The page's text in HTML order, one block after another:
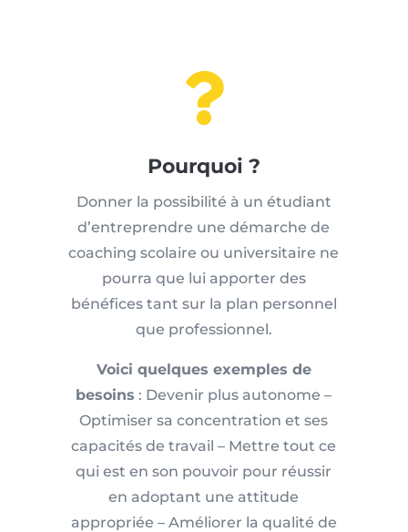

Pourquoi ?
Donner la possibilité à un étudiant
d’entreprendre une démarche de
coaching scolaire ou universitaire ne
pourra que lui apporter des
bénéfices tant sur la plan personnel
que professionnel.
Voici quelques exemples de
besoins : Devenir plus autonome –
Optimiser sa concentration et ses
capacités de travail – Mettre tout ce
qui est en son pouvoir pour réussir
en adoptant une attitude
appropriée – Améliorer la qualité de